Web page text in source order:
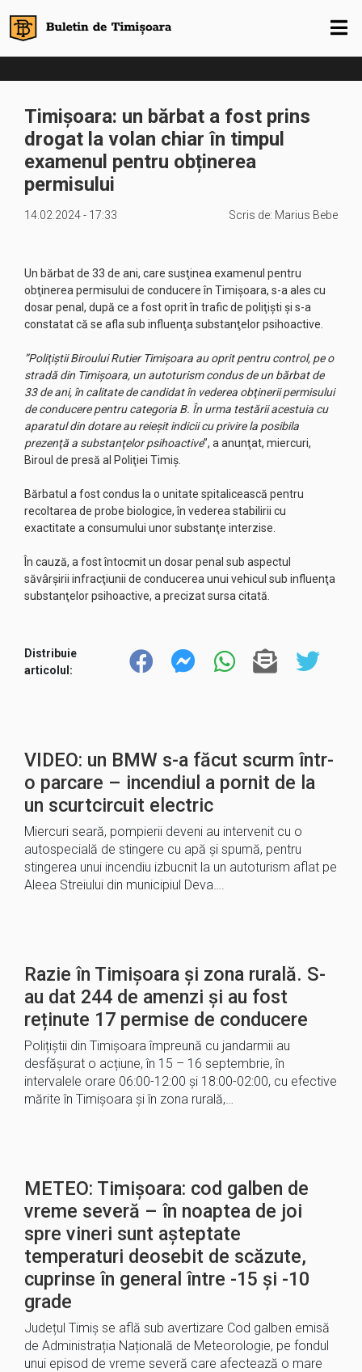
Timișoara: un bărbat a fost prins
drogat la volan chiar în timpul
examenul pentru obținerea
permisului
14.02.2024 - 17:33 Scris de: Marius Bebe
Un bărbat de 33 de ani, care susţinea examenul pentru
obţinerea permisului de conducere în Timişoara, s-a ales cu
dosar penal, după ce a fost oprit în trafic de poliţişti şi s-a
constatat că se afla sub influenţa substanţelor psihoactive.
”Poliţiştii Biroului Rutier Timişoara au oprit pentru control, pe o
stradă din Timişoara, un autoturism condus de un bărbat de
33 de ani, în calitate de candidat în vederea obţinerii permisului
de conducere pentru categoria B. În urma testării acestuia cu
aparatul din dotare au reieşit indicii cu privire la posibila
prezenţă a substanţelor psihoactive”, a anunţat, miercuri,
Biroul de presă al Poliţiei Timiş.
Bărbatul a fost condus la o unitate spitalicească pentru
recoltarea de probe biologice, în vederea stabilirii cu
exactitate a consumului unor substanţe interzise.
În cauză, a fost întocmit un dosar penal sub aspectul
săvârşirii infracţiunii de conducerea unui vehicul sub influenţa
substanţelor psihoactive, a precizat sursa citată.
Distribuie
articolul:
VIDEO: un BMW s-a făcut scurm într-
o parcare – incendiul a pornit de la
un scurtcircuit electric
Miercuri seară, pompierii deveni au intervenit cu o
autospecială de stingere cu apă și spumă, pentru
stingerea unui incendiu izbucnit la un autoturism aflat pe
Aleea Streiului din municipiul Deva….
Razie în Timișoara și zona rurală. S-
au dat 244 de amenzi și au fost
reținute 17 permise de conducere
Polițiștii din Timișoara împreună cu jandarmii au
desfășurat o acțiune, în 15 – 16 septembrie, în
intervalele orare 06:00-12:00 și 18:00-02:00, cu efective
mărite în Timișoara și în zona rurală,…
METEO: Timișoara: cod galben de
vreme severă – în noaptea de joi
spre vineri sunt așteptate
temperaturi deosebit de scăzute,
cuprinse în general între -15 și -10
grade
Județul Timiș se află sub avertizare Cod galben emisă
de Administrația Națională de Meteorologie, pe fondul
unui episod de vreme severă care afectează o mare